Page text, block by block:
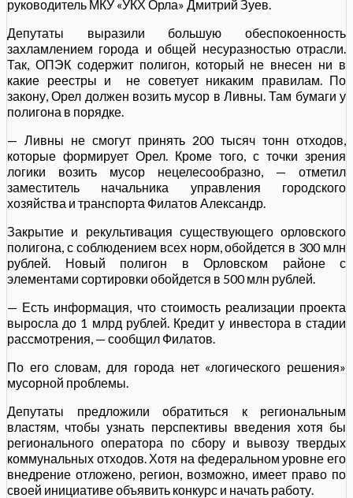
руководитель МКУ «УКХ Орла» Дмитрий Зуев.
Депутаты выразили большую обеспокоенность
захламлением города и общей несуразностью отрасли.
Так, ОПЭК содержит полигон, который не внесен ни в
какие реестры и не советует никаким правилам. По
закону, Орел должен возить мусор в Ливны. Там бумаги у
полигона в порядке.
— Ливны не смогут принять 200 тысяч тонн отходов,
которые формирует Орел. Кроме того, с точки зрения
логики возить мусор нецелесообразно, — отметил
заместитель начальника управления городского
хозяйства и транспорта Филатов Александр.
Закрытие и рекультивация существующего орловского
полигона, с соблюдением всех норм, обойдется в 300 млн
рублей. Новый полигон в Орловском районе с
элементами сортировки обойдется в 500 млн рублей.
— Есть информация, что стоимость реализации проекта
выросла до 1 млрд рублей. Кредит у инвестора в стадии
рассмотрения, — сообщил Филатов.
По его словам, для города нет «логического решения»
мусорной проблемы.
Депутаты предложили обратиться к региональным
властям, чтобы узнать перспективы введения хотя бы
регионального оператора по сбору и вывозу твердых
коммунальных отходов. Хотя на федеральном уровне его
внедрение отложено, регион, возможно, имеет право по
своей инициативе объявить конкурс и начать работу.